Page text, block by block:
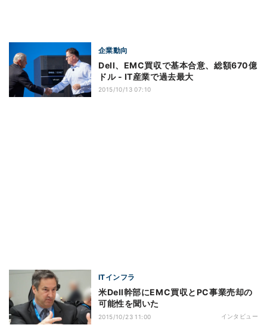
企業動向
Dell、EMC買収で基本合意、総額670億
ドル - IT産業で過去最大
2015/10/13 07:10
ITインフラ
米Dell幹部にEMC買収とPC事業売却の
可能性を聞いた
2015/10/23 11:00 インタビュー